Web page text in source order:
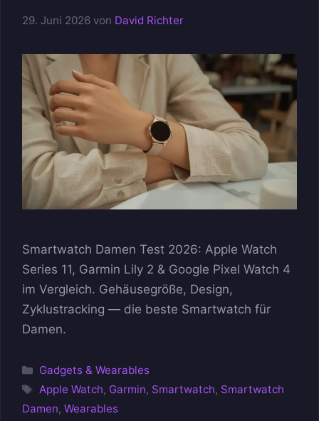
29. Juni 2026 von David Richter
Smartwatch Damen Test 2026: Apple Watch
Series 11, Garmin Lily 2 & Google Pixel Watch 4
im Vergleich. Gehäusegröße, Design,
Zyklustracking — die beste Smartwatch für
Damen.
Kategorien
Gadgets & Wearables
Schlagwörter
Apple Watch, Garmin, Smartwatch, Smartwatch
Damen, Wearables